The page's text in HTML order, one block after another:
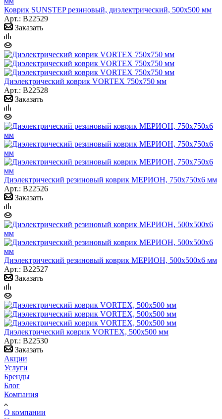
Коврик SUNSTEP резиновый, диэлектрический, 500x500 мм
Арт.: B22529
Заказать
Диэлектрический коврик VORTEX 750х750 мм
Арт.: B22528
Заказать
Диэлектрический резиновый коврик МЕРИОН, 750х750х6 мм
Арт.: B22526
Заказать
Диэлектрический резиновый коврик МЕРИОН, 500х500х6 мм
Арт.: B22527
Заказать
Диэлектрический коврик VORTEX, 500х500 мм
Арт.: B22530
Заказать
Акции
Услуги
Бренды
Блог
Компания
О компании